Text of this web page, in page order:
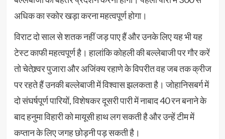
अधिक का स्कोर खड़ा करना महत्वपूर्ण होगा।
विराट दो साल से शतक नहीं जड़ पाए हैं और उनके लिए यह भी यह
टेस्ट काफी महत्वपूर्ण है। हालांकि कोहली की बल्लेबाजी पर गौर करें
तो चेतेश्र्वर पुजारा और अजिंक्य रहाणे के विपरीत वह जब तक क्रीज
पर रहते हैं उनकी बल्लेबाजी में विश्वास झलकता है। जोहानिसबर्ग में
दो संघर्षपूर्ण पारियों, विशेषकर दूसरी पारी में नाबाद 40 रन बनाने के
बाद हनुमा विहारी को मायूसी हाथ लग सकती है और उन्हें टीम में
कप्तान के लिए जगह छोड़नी पड़ सकती है।